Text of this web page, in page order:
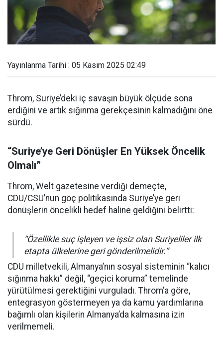
Yayınlanma Tarihi : 05 Kasım 2025 02:49
Throm, Suriye’deki iç savaşın büyük ölçüde sona
erdiğini ve artık sığınma gerekçesinin kalmadığını öne
sürdü.
“Suriye’ye Geri Dönüşler En Yüksek Öncelik
Olmalı”
Throm, Welt gazetesine verdiği demeçte,
CDU/CSU’nun göç politikasında Suriye’ye geri
dönüşlerin öncelikli hedef haline geldiğini belirtti:
“Özellikle suç işleyen ve işsiz olan Suriyeliler ilk
etapta ülkelerine geri gönderilmelidir.”
CDU milletvekili, Almanya’nın sosyal sisteminin “kalıcı
sığınma hakkı” değil, “geçici koruma” temelinde
yürütülmesi gerektiğini vurguladı. Throm’a göre,
entegrasyon göstermeyen ya da kamu yardımlarına
bağımlı olan kişilerin Almanya’da kalmasına izin
verilmemeli.